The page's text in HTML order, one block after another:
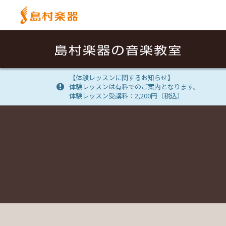
【体験レッスンに関するお知らせ】
体験レッスンは有料でのご案内となります。
体験レッスン受講料：2,200円（税込）